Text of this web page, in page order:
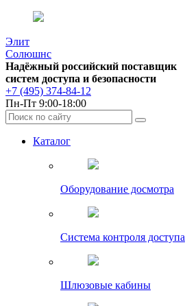
Элит
Солюшнс
Надёжный российский поставщик
систем доступа и безопасности
+7 (495) 374-84-12
Пн-Пт 9:00-18:00
Каталог
Оборудование досмотра
Система контроля доступа
Шлюзовые кабины